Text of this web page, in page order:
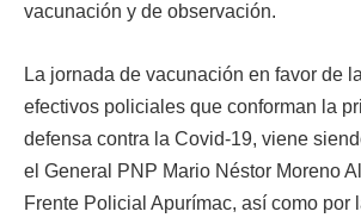
vacunación y de observación.
La jornada de vacunación en favor de
efectivos policiales que conforman la
defensa contra la Covid-19, viene
el General PNP Mario Néstor Moreno
Frente Policial Apurímac, así como por